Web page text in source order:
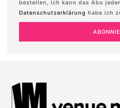
bestellen, ich kann das Abo
Datenschutzerklärung habe ich